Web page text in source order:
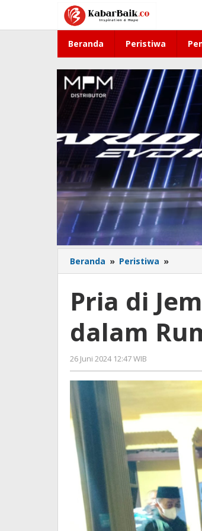
konten
Beranda Peristiwa
Beranda » Peristiwa »
di
Rumah
Pria di
dalam
26 Juni 2024 12:47 WIB
Gagah
Saputra